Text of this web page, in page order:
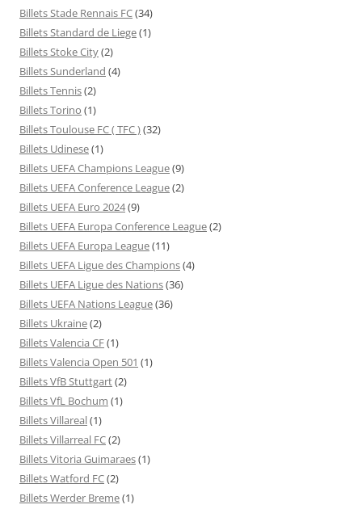
Billets Stade Rennais FC(34)
Billets Standard de Liege(1)
Billets Stoke City(2)
Billets Sunderland (4)
Billets Tennis(2)
Billets Torino (1)
Billets Toulouse FC ( TFC )(32)
Billets Udinese(1)
Billets UEFA Champions League(9)
Billets UEFA Conference League(2)
Billets UEFA Euro 2024(9)
Billets UEFA Europa Conference League(2)
Billets UEFA Europa League(11)
Billets UEFA Ligue des Champions(4)
Billets UEFA Ligue des Nations(36)
Billets UEFA Nations League(36)
Billets Ukraine(2)
Billets Valencia CF(1)
Billets Valencia Open 501 (1)
Billets VfB Stuttgart(2)
Billets VfL Bochum (1)
Billets Villareal(1)
Billets Villarreal FC(2)
Billets Vitoria Guimaraes(1)
Billets Watford FC(2)
Billets Werder Breme(1)